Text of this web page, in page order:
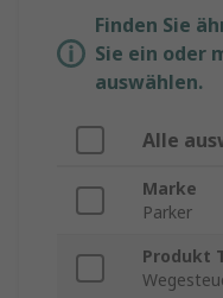
Finden Sie
Sie ein oder
auswählen.
Alle
Marke
Parker
Produkt